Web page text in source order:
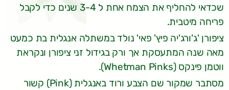
שכדאי להחליף את הצמח אחת ל 3-4 שנים כדי לקבל
פריחה מיטבית.
ציפורן 'ג'ורג'יה פיץ' פאי' נולד במשתלה אנגלית בת כמעט
מאה שנה המתעסקת אך ורק בגידול זני ציפורן ונקראת
ווטמן פינקס (Whetman Pinks).
מסתבר שמקור שם הצבע ורוד באנגלית (Pink) קשור